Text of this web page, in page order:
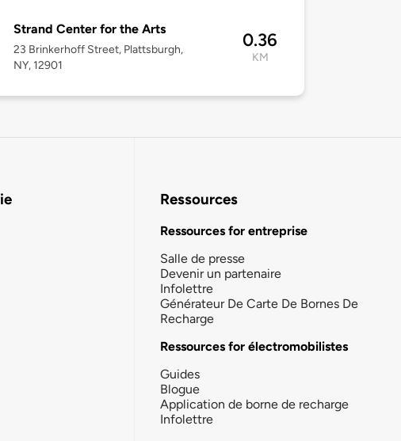
Strand Center for the Arts
23 Brinkerhoff Street, Plattsburgh,
NY, 12901
0.36
KM
Ressources
Ressources for entreprise
Salle de presse
Devenir un partenaire
Infolettre
Générateur De Carte De Bornes De
Recharge
Ressources for électromobilistes
Guides
Blogue
Application de borne de recharge
Infolettre